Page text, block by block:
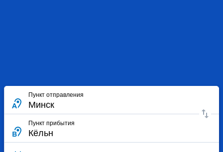
Пункт отправления
Пункт прибытия